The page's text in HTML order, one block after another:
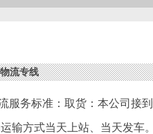
流专线
服务标准：取货：本公司接
输方式当天上站、当天发车